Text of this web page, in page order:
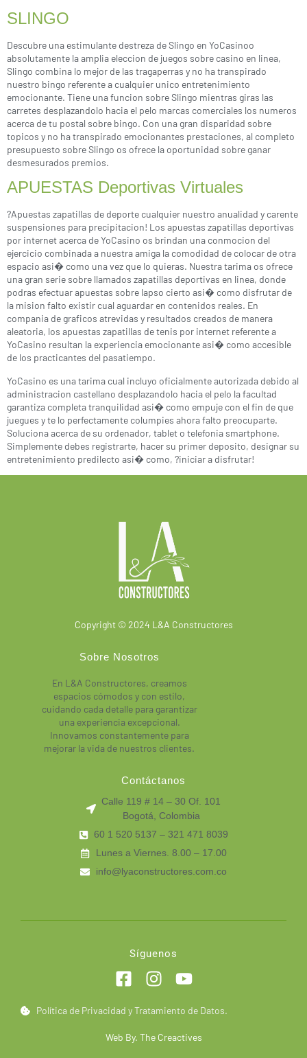
SLINGO
Descubre una estimulante destreza de Slingo en YoCasinoo
absolutamente la amplia eleccion de juegos sobre casino en linea,
Slingo combina lo mejor de las tragaperras y no ha transpirado
nuestro bingo referente a cualquier unico entretenimiento
emocionante. Tiene una funcion sobre Slingo mientras giras las
carretes desplazandolo hacia el pelo marcas comerciales los numeros
acerca de tu postal sobre bingo. Con una gran disparidad sobre
topicos y no ha transpirado emocionantes prestaciones, al completo
presupuesto sobre Slingo os ofrece la oportunidad sobre ganar
desmesurados premios.
APUESTAS Deportivas Virtuales
?Apuestas zapatillas de deporte cualquier nuestro anualidad y carente
suspensiones para precipitacion! Los apuestas zapatillas deportivas
por internet acerca de YoCasino os brindan una conmocion del
ejercicio combinada a nuestra amiga la comodidad de colocar de otra
espacio asi� como una vez que lo quieras. Nuestra tarima os ofrece
una gran serie sobre llamados zapatillas deportivas en linea, donde
podras efectuar apuestas sobre lapso cierto asi� como disfrutar de
la mision falto existir cual aguardar en contenidos reales. En
compania de graficos atrevidas y resultados creados de manera
aleatoria, los apuestas zapatillas de tenis por internet referente a
YoCasino resultan la experiencia emocionante asi� como accesible
de los practicantes del pasatiempo.
YoCasino es una tarima cual incluyo oficialmente autorizada debido al
administracion castellano desplazandolo hacia el pelo la facultad
garantiza completa tranquilidad asi� como empuje con el fin de que
juegues y te lo perfectamente columpies ahora falto preocuparte.
Soluciona acerca de su ordenador, tablet o telefonia smartphone.
Simplemente debes registrarte, hacer su primer deposito, designar su
entretenimiento predilecto asi� como, ?iniciar a disfrutar!
Copyright © 2024 L&A Constructores
Sobre Nosotros
En L&A Constructores, creamos
espacios cómodos y con estilo,
cuidando cada detalle para garantizar
una experiencia excepcional.
Innovamos constantemente para
mejorar la vida de nuestros clientes.
Contáctanos
Calle 119 # 14 – 30 Of. 101
Bogotá, Colombia
60 1 520 5137 – 321 471 8039
Lunes a Viernes. 8.00 – 17.00
info@lyaconstructores.com.co
Síguenos
Política de Privacidad y Tratamiento de Datos.
Web By. The Creactives